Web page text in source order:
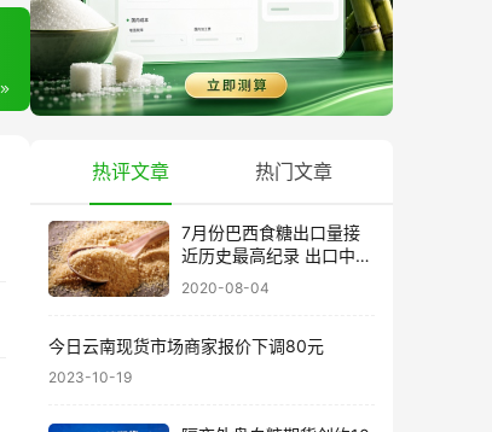
热评文章 热门文章
7月份巴西食糖出口量接
近历史最高纪录 出口中国
超40万吨
2020-08-04
今日云南现货市场商家报价下调80元
2023-10-19